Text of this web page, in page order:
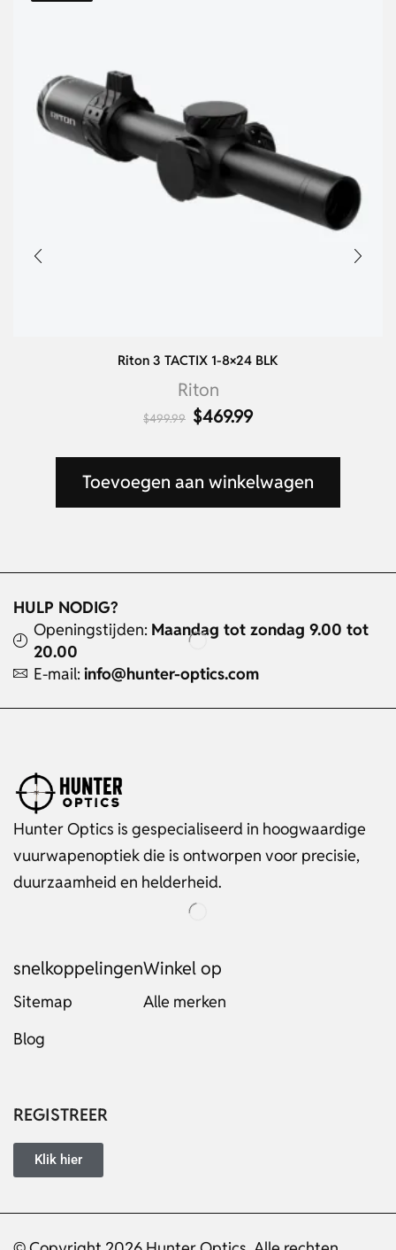
Riton 3 TACTIX 1-8×24 BLK
Riton
$499.99 $469.99
Toevoegen aan winkelwagen
HULP NODIG?
Openingstijden: Maandag tot zondag 9.00 tot
20.00
E-mail: info@hunter-optics.com
Hunter Optics is gespecialiseerd in hoogwaardige
vuurwapenoptiek die is ontworpen voor precisie,
duurzaamheid en helderheid.
snelkoppelingen
Sitemap
Blog
Winkel op
Alle merken
REGISTREER
Klik hier
German
Portuguese